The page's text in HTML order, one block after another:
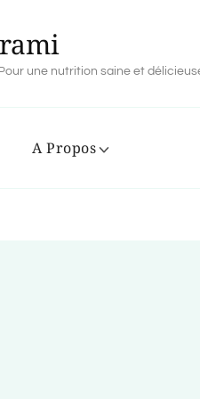
une nutrition saine et
A Propos